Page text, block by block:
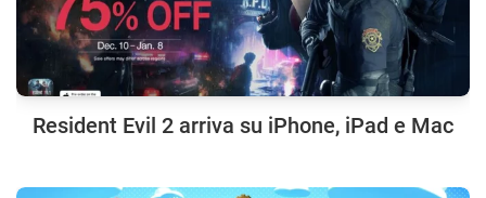
Resident Evil 2 arriva su iPhone, iPad e Mac